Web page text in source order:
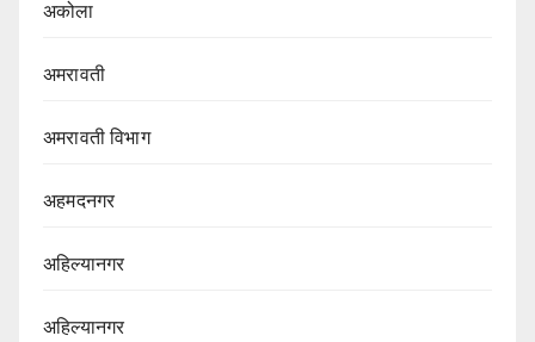
अकोला
अमरावती
अमरावती विभाग‌
अहमदनगर
अहिल्यानगर
अहिल्यानगर